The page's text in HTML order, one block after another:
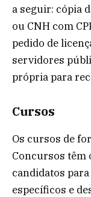
a seguir: cópia
ou CNH com
pedido de
servidores
própria para
Cursos
Os cursos de
Concursos têm
candidatos
específicos e